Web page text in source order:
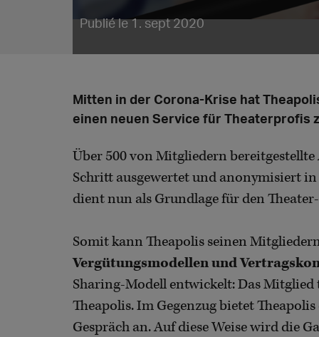
Publié le 1. sept 2020
Mitten in der Corona-Krise hat
einen neuen Service für Theaterprofis
Über 500 von Mitgliedern
Schritt ausgewertet und anonymisiert
dient nun als Grundlage für den
Somit kann Theapolis seinen
Vergütungsmodellen und
Sharing-Modell entwickelt: Das
Theapolis. Im Gegenzug bietet
Gespräch an. Auf diese Weise wird die